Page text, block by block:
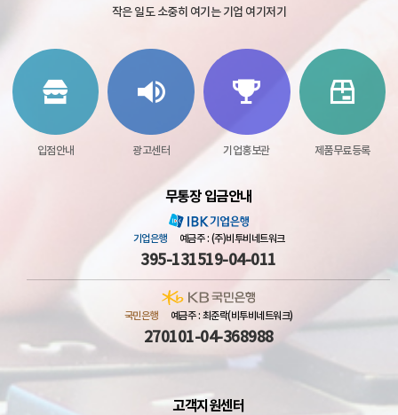
작은 일도 소중히 여기는 기업 여기저기
입점안내 광고센터 기업홍보관 제품무료등록
무통장 입금안내
기업은행 예금주 : (주)비투비네트워크
395-131519-04-011
국민은행 예금주 : 최준락(비투비네트워크)
270101-04-368988
고객지원센터